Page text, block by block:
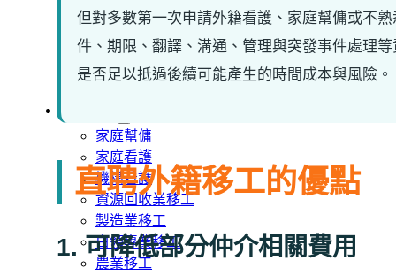
外籍移工文章專區
傳統產業文章專區
外籍看護文章專區
申請專區
家庭幫傭
家庭看護
機構看護
資源回收業移工
製造業移工
白領專業移工
農業移工
但對多數第一次申請外籍看護、家庭幫傭或不
件、期限、翻譯、溝通、管理與突發事件處理
是否足以抵過後續可能產生的時間成本與風險。
直聘外籍移工的優點
1. 可降低部分仲介相關費用